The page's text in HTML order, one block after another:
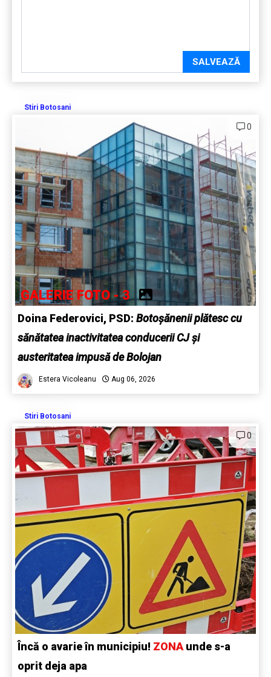
SALVEAZĂ
Stiri Botosani
0
GALERIE FOTO - 3
Doina Federovici, PSD: Botoșănenii plătesc cu
sănătatea inactivitatea conducerii CJ și
austeritatea impusă de Bolojan
Estera Vicoleanu Aug 06, 2026
Stiri Botosani
0
Încă o avarie în municipiu! ZONA unde s-a
oprit deja apa